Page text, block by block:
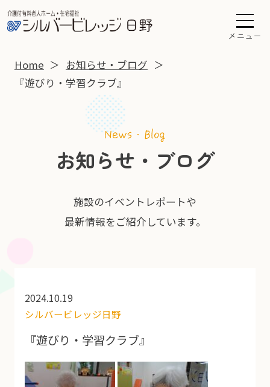
メニュー
Home
お知らせ・ブログ
『遊びり・学習クラブ』
お知らせ・ブログ
施設のイベントレポートや
最新情報をご紹介しています。
2024.10.19
シルバービレッジ日野
『遊びり・学習クラブ』